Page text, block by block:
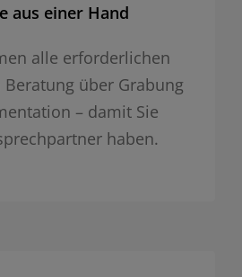
aus einer Hand
alle erforderlichen
Beratung über Grabung
– damit Sie
haben.